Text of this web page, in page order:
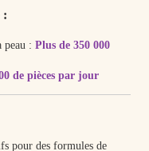
:
peau : Plus de 350 000
de pièces par jour